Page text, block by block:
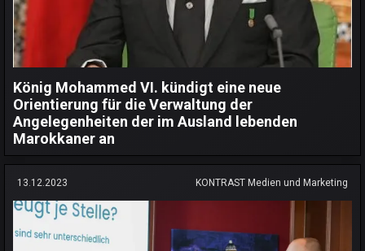
König Mohammed VI. kündigt eine neue
Orientierung für die Verwaltung der
Angelegenheiten der im Ausland lebenden
Marokkaner an
13.12.2023 KONTRAST Medien und Marketing